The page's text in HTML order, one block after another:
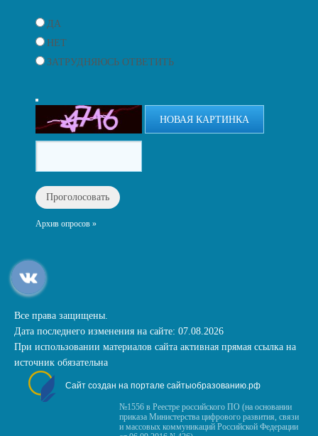
ДА
НЕТ
ЗАТРУДНЯЮСЬ ОТВЕТИТЬ
НОВАЯ КАРТИНКА
Архив опросов »
Все права защищены.
Дата последнего изменения на сайте: 07.08.2026
При использовании материалов сайта активная прямая ссылка на
источник обязательна
Сайт создан на портале сайтыобразованию.рф
№1556 в Реестре российского ПО (на основании
приказа Министерства цифрового развития, связи
и массовых коммуникаций Российской Федерации